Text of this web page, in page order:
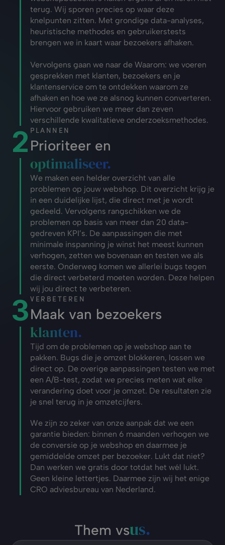
terug. Wij sporen precies op waar deze
knelpunten zitten. Met grondige data-analyses,
heuristische methodes en gebruikerstests
brengen we in kaart waar bezoekers afhaken.
Vervolgens gaan we naar de Waarom: we voeren
gesprekken met klanten, bezoekers en je
klantenservice om te ontdekken waarom ze
afhaken en hoe we ze alsnog kunnen converteren.
Hiervoor gebruiken we meer dan zeven
verschillende kwalitatieve onderzoeksmethodes.
2 PLANNEN
Prioriteer en
optimaliseer.
We maken een helder overzicht van alle
problemen op jouw webshop. Dit overzicht krijg je
in een duidelijke lijst, die direct met je wordt
gedeeld. Vervolgens rangschikken we de
problemen op basis van meer dan 20 data-
gedreven KPI’s. De aanpassingen die met
minimale inspanning je winst het meest kunnen
verhogen, zetten we bovenaan en testen we als
eerste. Onderweg komen we allerlei bugs tegen
die direct verbeterd moeten worden. Deze helpen
wij jou direct te verbeteren.
3 VERBETEREN
Maak van bezoekers
klanten.
Tijd om de problemen op je webshop aan te
pakken. Bugs die je omzet blokkeren, lossen we
direct op. De overige aanpassingen testen we met
een A/B-test, zodat we precies meten wat elke
verandering doet voor je omzet. De resultaten zie
je snel terug in je omzetcijfers.
We zijn zo zeker van onze aanpak dat we een
garantie bieden: binnen 6 maanden verhogen we
de conversie op je webshop en daarmee je
gemiddelde omzet per bezoeker. Lukt dat niet?
Dan werken we gratis door totdat het wél lukt.
Geen kleine lettertjes. Daarmee zijn wij het enige
CRO adviesbureau van Nederland.
Them vsus.